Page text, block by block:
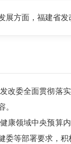
展方面，福建省发
改委全面贯彻落
。
领域中央预算
等部署要求，